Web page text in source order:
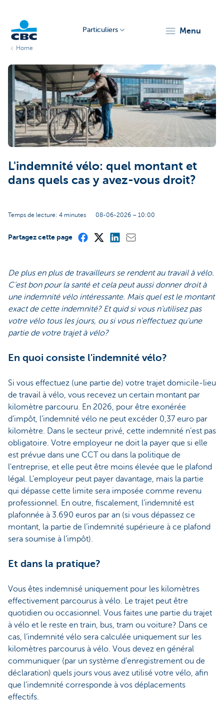
Particuliers menu
Home
L'indemnité vélo: quel montant et
dans quels cas y avez-vous droit?
Temps de lecture: 4 minutes 08-06-2026 – 10:00
Partagez cette page
De plus en plus de travailleurs se rendent au travail à vélo.
C’est bon pour la santé et cela peut aussi donner droit à
une indemnité vélo intéressante. Mais quel est le montant
exact de cette indemnité? Et quid si vous n’utilisez pas
votre vélo tous les jours, ou si vous n'effectuez qu'une
partie de votre trajet à vélo?
En quoi consiste l'indemnité vélo?
Si vous effectuez (une partie de) votre trajet domicile-lieu
de travail à vélo, vous recevez un certain montant par
kilomètre parcouru. En 2026, pour être exonérée
d’impôt, l’indemnité vélo ne peut excéder 0,37 euro par
kilomètre. Dans le secteur privé, cette indemnité n’est pas
obligatoire. Votre employeur ne doit la payer que si elle
est prévue dans une CCT ou dans la politique de
l'entreprise, et elle peut être moins élevée que le plafond
légal. L'employeur peut payer davantage, mais la partie
qui dépasse cette limite sera imposée comme revenu
professionnel. En outre, fiscalement, l’indemnité est
plafonnée à 3.690 euros par an (si vous dépassez ce
montant, la partie de l’indemnité supérieure à ce plafond
sera soumise à l’impôt).
Et dans la pratique?
Vous êtes indemnisé uniquement pour les kilomètres
effectivement parcourus à vélo. Le trajet peut être
quotidien ou occasionnel. Vous faites une partie du trajet
à vélo et le reste en train, bus, tram ou voiture? Dans ce
cas, l’indemnité vélo sera calculée uniquement sur les
kilomètres parcourus à vélo. Vous devez en général
communiquer (par un système d’enregistrement ou de
déclaration) quels jours vous avez utilisé votre vélo, afin
que l’indemnité corresponde à vos déplacements
effectifs.